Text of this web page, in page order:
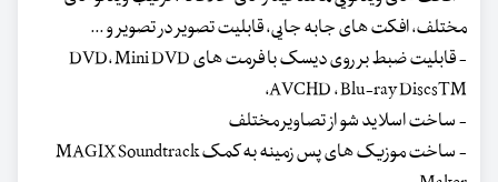
مختلف، افکت های جابه جایی، قابلیت تصویر در تصویر و ...
- قابلیت ضبط بر روی دیسک با فرمت های DVD، Mini DVD
،AVCHD ، Blu-ray DiscsTM
- ساخت اسلاید شو از تصاویر مختلف
- ساخت موزیک های پس زمینه به کمک MAGIX Soundtrack